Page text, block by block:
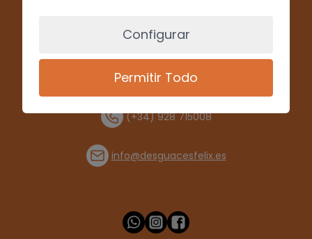
(+34) 928 715008
info@desguacesfelix.es
Configurar
Permitir Todo